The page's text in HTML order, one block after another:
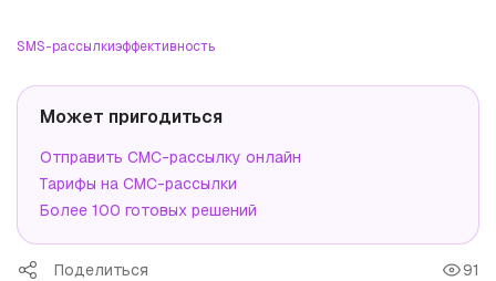
SMS-рассылкиэффективность
Может пригодиться
Отправить СМС-рассылку онлайн
Тарифы на СМС-рассылки
Более 100 готовых решений
Поделиться 91